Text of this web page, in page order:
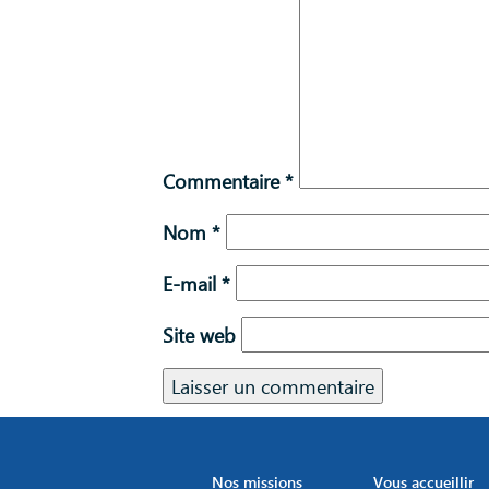
Commentaire*
Nom*
E-mail*
Site web
Nos missions Vous accueillir